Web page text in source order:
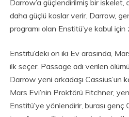
Darrow’a güçlendirilmiş bir iskelet,
daha güçlü kaslar verir. Darrow,
programı olan Enstitü’ye kabul
Enstitü’deki on iki Ev arasında,
ilk seçer. Passage adı verilen
Darrow yeni arkadaşı Cassius’un
Mars Evi’nin Proktörü Fitchner,
Enstitü’ye yönlendirir, burası genç